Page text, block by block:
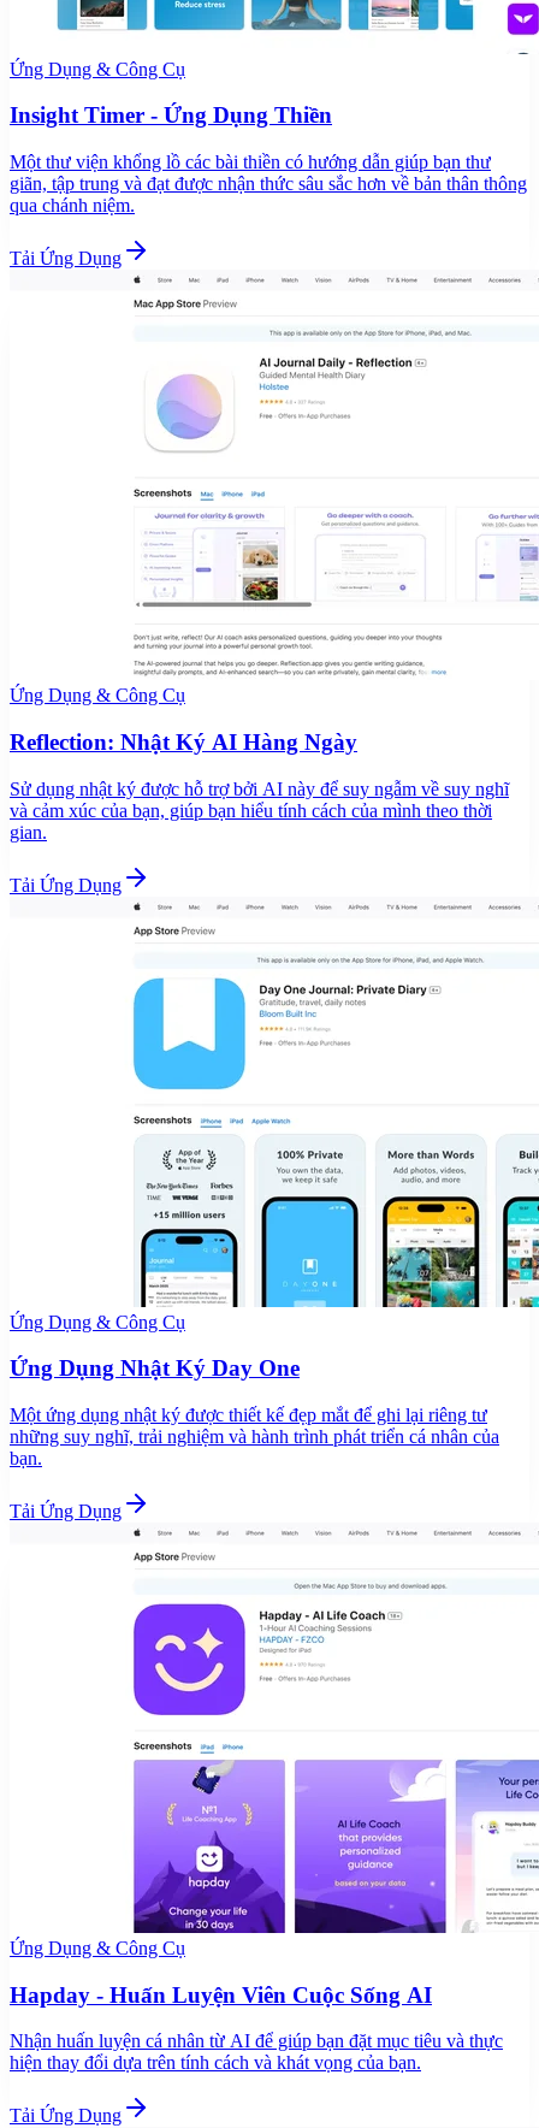
Ứng Dụng & Công Cụ
Insight Timer - Ứng Dụng Thiền
Một thư viện khổng lồ các bài thiền có hướng dẫn giúp bạn thư
giãn, tập trung và đạt được nhận thức sâu sắc hơn về bản thân thông
qua chánh niệm.
Tải Ứng Dụng
Ứng Dụng & Công Cụ
Reflection: Nhật Ký AI Hàng Ngày
Sử dụng nhật ký được hỗ trợ bởi AI này để suy ngẫm về suy nghĩ
và cảm xúc của bạn, giúp bạn hiểu tính cách của mình theo thời
gian.
Tải Ứng Dụng
Ứng Dụng & Công Cụ
Ứng Dụng Nhật Ký Day One
Một ứng dụng nhật ký được thiết kế đẹp mắt để ghi lại riêng tư
những suy nghĩ, trải nghiệm và hành trình phát triển cá nhân của
bạn.
Tải Ứng Dụng
Ứng Dụng & Công Cụ
Hapday - Huấn Luyện Viên Cuộc Sống AI
Nhận huấn luyện cá nhân từ AI để giúp bạn đặt mục tiêu và thực
hiện thay đổi dựa trên tính cách và khát vọng của bạn.
Tải Ứng Dụng